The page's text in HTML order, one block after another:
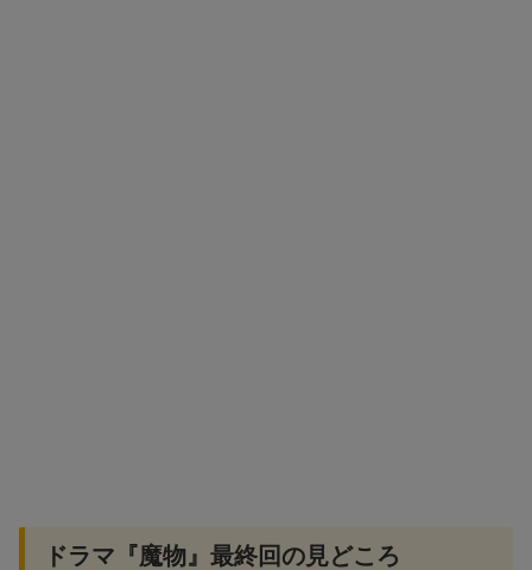
ドラマ『魔物』最終回の見どころ